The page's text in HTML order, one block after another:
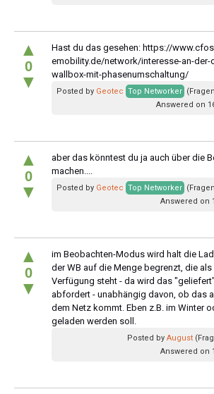
▲
0
▼
Hast du das gesehen: https://
emobility.de/network/interesse-an-
wallbox-mit-phasenumschaltung/
Posted by Geotec Top Networker
Answered on
▲
0
▼
aber das könntest du ja auch über die
machen....
Posted by Geotec Top Networker
Answered on
▲
0
▼
im Beobachten-Modus wird halt die
der WB auf die Menge begrenzt, die
Verfügung steht - da wird das
abfordert - unabhängig davon, ob das
dem Netz kommt. Eben z.B. im Winter
geladen werden soll.
Posted by August
Answered on